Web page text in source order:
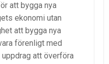
att bygga nya
ekonomi utan
att bygga nya
förenligt med
att överföra